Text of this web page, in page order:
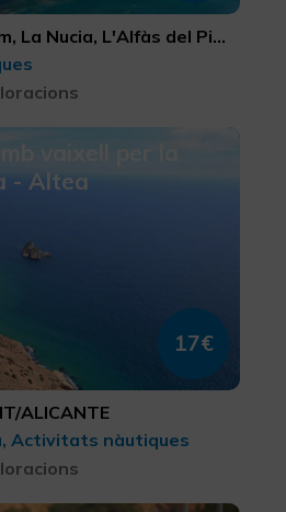
ALACANT/ALICANTE, ALACANT/ALICANTE, ALACANT/ALICANTE, ALACANT/ALICANTE
vaixell per la
- Altea
17€
ALICANTE
Activitats nàutiques